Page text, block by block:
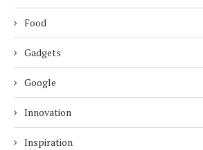
Food
Gadgets
Google
Innovation
Inspiration